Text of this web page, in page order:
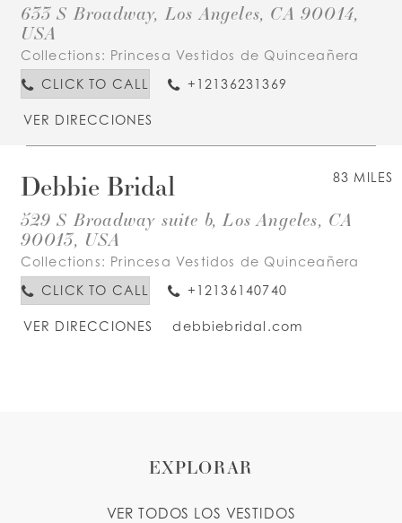
633 S Broadway, Los Angeles, CA 90014,
USA
Collections: Princesa Vestidos de Quinceañera
CLICK TO CALL
+12136231369
VER DIRECCIONES
83 MILES
Debbie Bridal
529 S Broadway suite b, Los Angeles, CA
90013, USA
Collections: Princesa Vestidos de Quinceañera
CLICK TO CALL
+12136140740
VER DIRECCIONES debbiebridal.com
EXPLORAR
VER TODOS LOS VESTIDOS